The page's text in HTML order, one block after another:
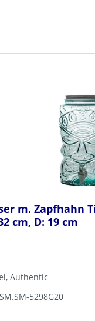
m. Zapfhahn
cm, D: 19 cm
Authentic
5298G20